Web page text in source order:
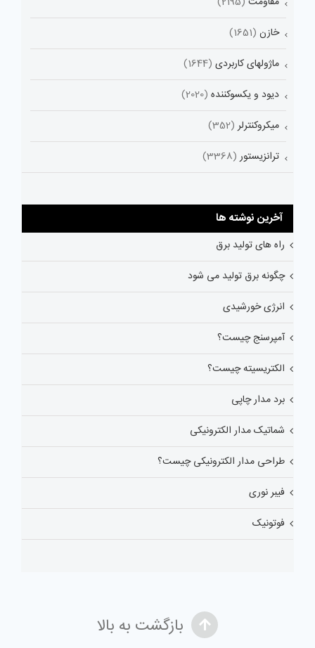
خازن (1651)
ماژولهای کاربردی (1644)
دیود و یکسوکننده (2020)
میکروکنترلر (352)
ترانزیستور (3368)
آخرین نوشته ها
راه های تولید برق
چگونه برق تولید می شود
انرژی خورشیدی
آمپرسنج چیست؟
الکتریسیته چیست؟
برد مدار چاپی
شماتیک مدار الکترونیکی
طراحی مدار الکترونیکی چیست؟
فیبر نوری
فوتونیک
بازگشت به بالا